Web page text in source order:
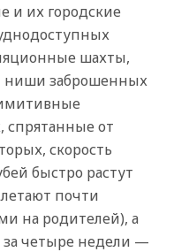
и их городские
шахты,
ниши заброшенных
спрятанные от
скорость
быстро растут
почти
на родителей), а
за четыре недели —